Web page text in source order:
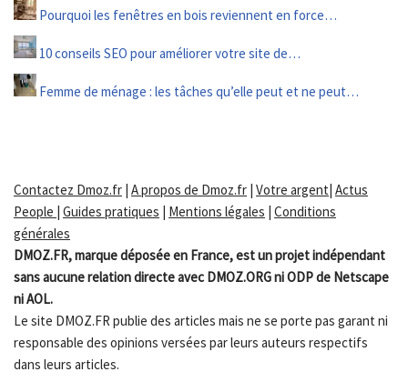
Pourquoi les fenêtres en bois reviennent en force…
10 conseils SEO pour améliorer votre site de…
Femme de ménage : les tâches qu’elle peut et ne peut…
Contactez Dmoz.fr | A propos de Dmoz.fr | Votre argent| Actus
People | Guides pratiques | Mentions légales | Conditions
générales
DMOZ.FR, marque déposée en France, est un projet indépendant
sans aucune relation directe avec DMOZ.ORG ni ODP de Netscape
ni AOL.
Le site DMOZ.FR publie des articles mais ne se porte pas garant ni
responsable des opinions versées par leurs auteurs respectifs
dans leurs articles.